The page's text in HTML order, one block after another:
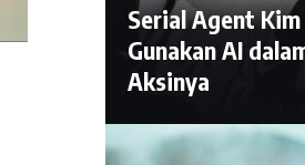
Serial Agent
Gunakan AI
Aksinya